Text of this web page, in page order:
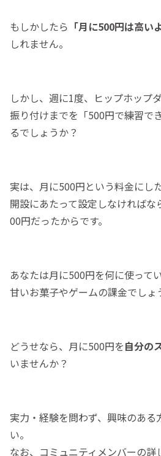
もしかしたら 「月に500円は高いよ
しれません。
しかし、週に1度、ヒップホップ
振り付けまでを「500円で練習で
るでしょうか？
実は、月に500円という料金にし
開設にあたって設定しなければな
00円だったからです。
あなたは月に500円を何に使って
甘いお菓子やゲームの課金でしょ
どうせなら、月に500円を自分の
いませんか？
実力・経験を問わず、興味のある
い。
なお、コミュニティメンバーの